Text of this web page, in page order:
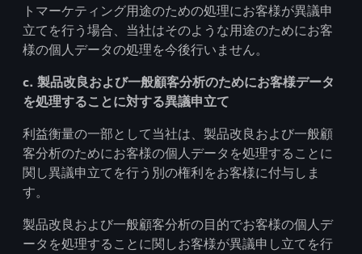
トマーケティング用途のための処理にお客様が異議申
立てを行う場合、当社はそのような用途のためにお客
様の個人データの処理を今後行いません。
c. 製品改良および一般顧客分析のためにお客様データ
を処理することに対する異議申立て
利益衡量の一部として当社は、製品改良および一般顧
客分析のためにお客様の個人データを処理することに
関し異議申立てを行う別の権利をお客様に付与しま
す。
製品改良および一般顧客分析の目的でお客様の個人デ
ータを処理することに関しお客様が異議申し立てを行